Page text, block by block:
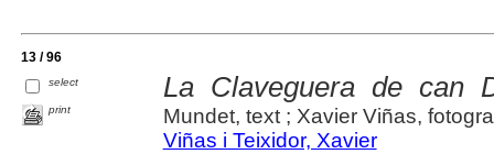
13 / 96
select
print
La Claveguera de can
Mundet, text ; Xavier Viñas,
Viñas i Teixidor, Xavier